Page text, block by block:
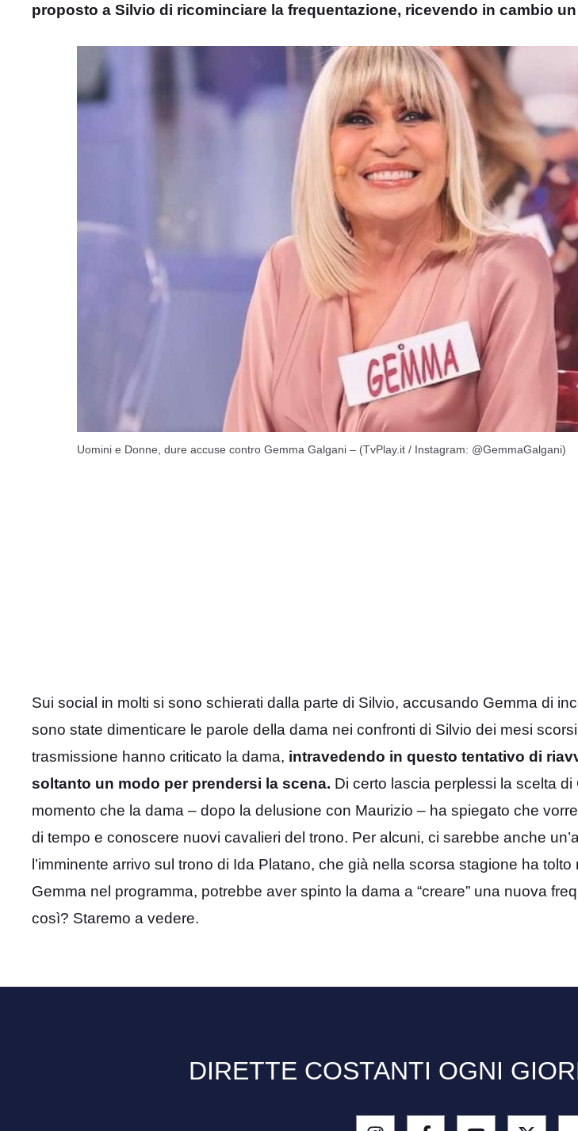
proposto a Silvio di ricominciare la frequentazione, ricevendo in cambio
Uomini e Donne, dure accuse contro Gemma Galgani – (TvPlay.it / Instagram: @GemmaGalgani)
Sui social in molti si sono schierati dalla parte di Silvio, accusando Gemma di
sono state dimenticare le parole della dama nei confronti di Silvio dei mesi
trasmissione hanno criticato la dama, intravedendo in questo tentativo di
soltanto un modo per prendersi la scena. Di certo lascia perplessi la scelta di
momento che la dama – dopo la delusione con Maurizio – ha spiegato che
di tempo e conoscere nuovi cavalieri del trono. Per alcuni, ci sarebbe anche
l’imminente arrivo sul trono di Ida Platano, che già nella scorsa stagione ha tolto
Gemma nel programma, potrebbe aver spinto la dama a “creare” una nuova
così? Staremo a vedere.
DIRETTE COSTANTI OGNI